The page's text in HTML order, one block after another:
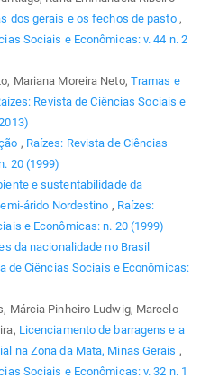
dos gerais e os fechos de pasto ,
Sociais e Econômicas: v. 44 n. 2
Mariana Moreira Neto, Tramas e
Revista de Ciências Sociais e
, Raízes: Revista de Ciências
20 (1999)
e sustentabilidade da
árido Nordestino , Raízes:
e Econômicas: n. 20 (1999)
da nacionalidade no Brasil
de Ciências Sociais e Econômicas:
Márcia Pinheiro Ludwig, Marcelo
Licenciamento de barragens e a
na Zona da Mata, Minas Gerais ,
Sociais e Econômicas: v. 32 n. 1